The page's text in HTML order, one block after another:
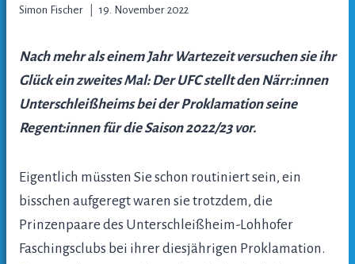
Simon Fischer 19. November 2022
Nach mehr als einem Jahr Wartezeit versuchen sie ihr
Glück ein zweites Mal: Der UFC stellt den Närr:innen
Unterschleißheims bei der Proklamation seine
Regent:innen für die Saison 2022/23 vor.
Eigentlich müssten Sie schon routiniert sein, ein
bisschen aufgeregt waren sie trotzdem, die
Prinzenpaare des Unterschleißheim-Lohhofer
Faschingsclubs bei ihrer diesjährigen Proklamation.